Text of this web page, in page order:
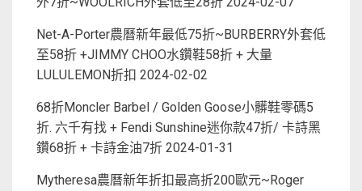
Net-A-Porter農曆新年最低75折~BURBERRY外套低
至58折 +JIMMY CHOO水鑽鞋58折 + 大量
LULULEMON折扣 2024-02-02
68折Moncler Barbel / Golden Goose小髒鞋零碼5
折. 六千有找 + Fendi Sunshine迷你款47折/ 卡詩黑
鑽68折 + 卡詩金油7折 2024-01-31
Mytheresa農曆新年折扣最高折200歐元~Roger